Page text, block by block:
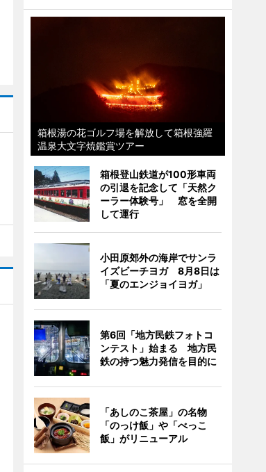
箱根湯の花ゴルフ場を解放して箱根強羅
温泉大文字焼鑑賞ツアー
箱根登山鉄道が100形車両
の引退を記念して「天然ク
ーラー体験号」 窓を全開
して運行
小田原郊外の海岸でサンラ
イズビーチヨガ 8月8日は
「夏のエンジョイヨガ」
第6回「地方民鉄フォトコ
ンテスト」始まる 地方民
鉄の持つ魅力発信を目的に
「あしのこ茶屋」の名物
「のっけ飯」や「べっこ
飯」がリニューアル